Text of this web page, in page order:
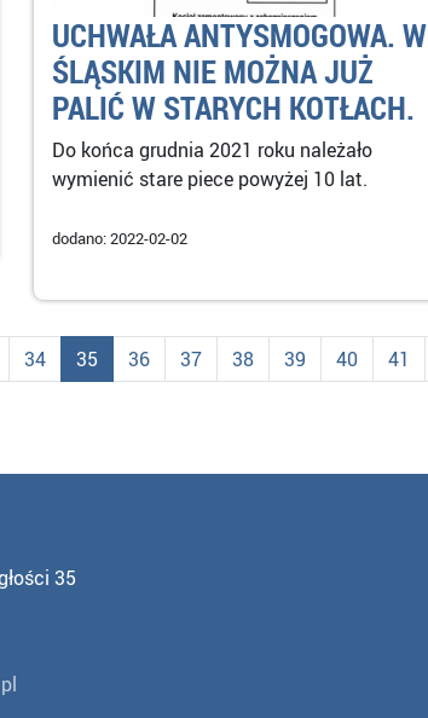
UCHWAŁA ANTYSMOGOWA. W
ŚLĄSKIM NIE MOŻNA JUŻ
PALIĆ W STARYCH KOTŁACH.
Do końca grudnia 2021 roku należało
wymienić stare piece powyżej 10 lat.
dodano: 2022-02-02
34 35 36 37 38 39 40 41
35